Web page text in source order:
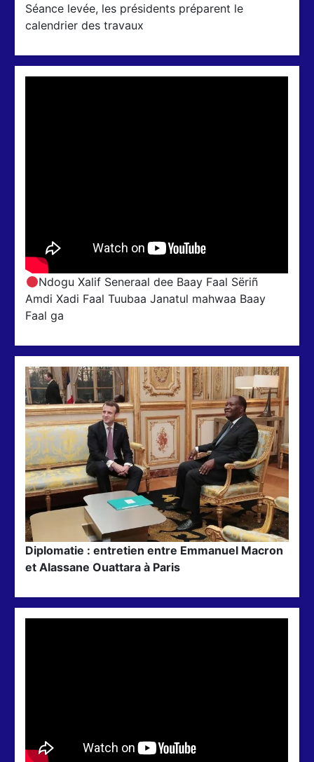
Séance levée, les présidents préparent le
calendrier des travaux
Ndogu Xalif Seneraal dee Baay Faal Sëriñ
Amdi Xadi Faal Tuubaa Janatul mahwaa Baay
Faal ga
Diplomatie : entretien entre Emmanuel Macron
et Alassane Ouattara à Paris